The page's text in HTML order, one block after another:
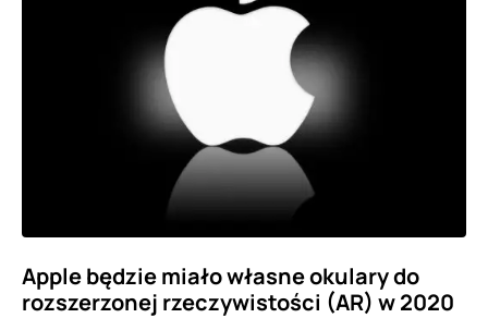
Apple będzie miało własne okulary do
rozszerzonej rzeczywistości (AR) w 2020